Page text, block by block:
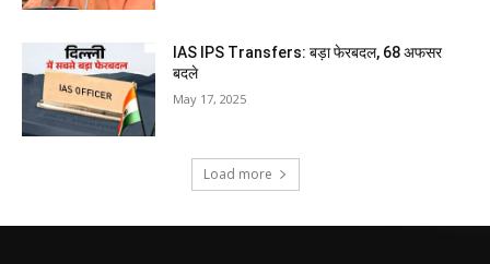
IAS IPS Transfers: बड़ा फेरबदल, 68 अफसर
बदले
May 17, 2025
Load more